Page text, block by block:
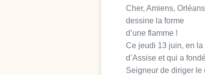
Cher, Amiens,
dessine la forme
d’une flamme !
Ce jeudi 13 juin, en
d’Assise et qui a
Seigneur de diriger le